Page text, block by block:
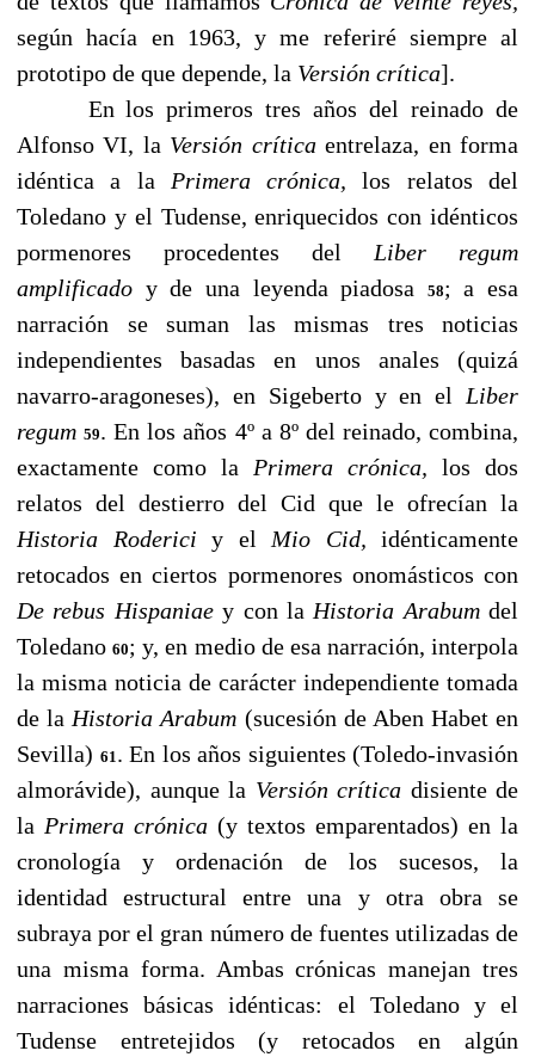
según hacía en 1963, y me referiré siempre al
prototipo de que depende, la Versión crítica].
En los primeros tres años del reinado de
Alfonso VI, la Versión críticaentrelaza, en forma
idéntica a la Primera crónica,los relatos
del
Toledano y el Tudense, enriquecidos con idénticos
pormenores
procedentes del Liber regum
amplificado y de una leyenda piadosa 58; a esa
narración se suman las mismas tres noticias
independientes basadas en unos anales (quizá
navarro-aragoneses), en Sigeberto y en el Liber
regum59. En los años 4º a 8º del reinado, combina,
exactamente como la Primera crónica, los dos
relatos del destierro del Cid que le ofrecían la
Historia Roderici y el Mio Cid, idénticamente
retocados en ciertos pormenores onomásticos con
De rebus Hispaniaey con la Historia Arabum del
Toledano60; y, en medio de esa narración, interpola
la misma noticia de carácter independiente tomada
de la Historia Arabum (sucesión de Aben Habet en
Sevilla) 61 . En los años siguientes (Toledo-invasión
almorávide), aunque la Versión crítica disiente de
la Primera crónica (y textos emparentados) en la
cronología
y ordenación de los sucesos, la
identidad estructural entre una y
otra obra se
subraya por el gran número de fuentes utilizadas de
una misma forma. Ambas crónicas manejan tres
narraciones básicas
idénticas: el Toledano y el
Tudense entretejidos (y retocados
en algún